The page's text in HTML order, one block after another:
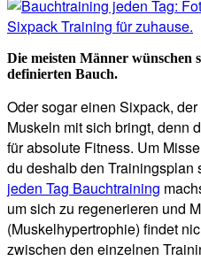
Die meisten Männer wünschen
definierten Bauch.
Oder sogar einen Sixpack,
Muskeln mit sich bringt, denn
für absolute Fitness. Um
du deshalb den Trainingsplan
jeden Tag Bauchtraining
um sich zu regenerieren und
(Muskelhypertrophie) findet
zwischen den einzelnen